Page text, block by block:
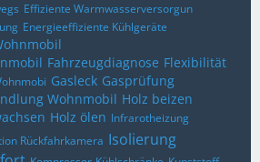
Effiziente Warmwasserversorgun
Energieeffiziente Kühlgeräte
Fahrzeugdiagnose Flexibilität
Gasleck Gasprüfung
Wohnmobil Holz beizen
Holz ölen Infrarotheizung
Rückfahrkamera Isolierung